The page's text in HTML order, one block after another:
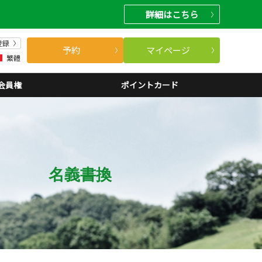
詳細はこちら
録
繁體
予約 マイページ
員権 ポイントカード
名義書換